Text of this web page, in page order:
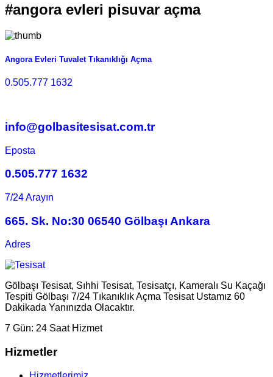
#angora evleri pisuvar açma
Angora Evleri Tuvalet Tıkanıklığı Açma
0.505.777 1632
info@golbasitesisat.com.tr
Eposta
0.505.777 1632
7/24 Arayın
665. Sk. No:30 06540 Gölbaşı Ankara
Adres
Gölbaşı Tesisat, Sıhhi Tesisat, Tesisatçı, Kameralı Su Kaçağı
Tespiti Gölbaşı 7/24 Tıkanıklık Açma Tesisat Ustamız 60
Dakikada Yanınızda Olacaktır.
7 Gün: 24 Saat Hizmet
Hizmetler